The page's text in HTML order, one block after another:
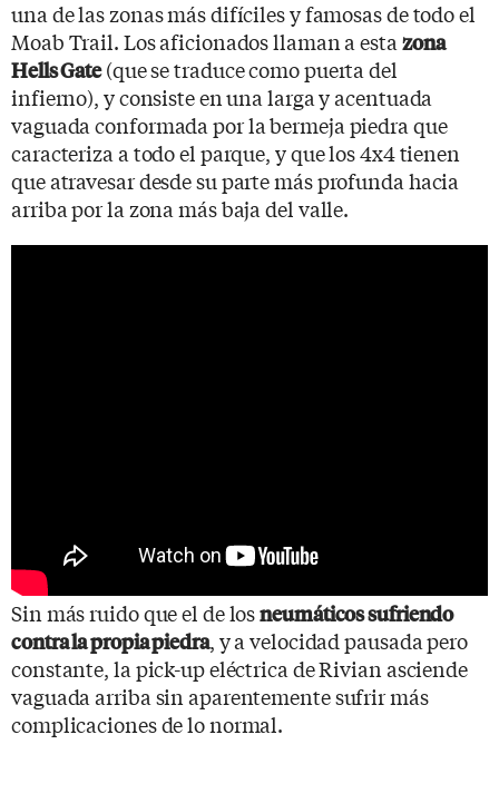
una de las zonas más difíciles y famosas de todo el
Moab Trail. Los aficionados llaman a esta zona
Hells Gate(que se traduce como puerta del
infierno), y consiste en una larga y acentuada
vaguada conformada por la bermeja piedra que
caracteriza a todo el parque, y que los 4x4 tienen
que atravesar desde su parte más profunda hacia
arriba por la zona más baja del valle.
Sin más ruido que el de losneumáticos sufriendo
contra la propia piedra, y a velocidad pausada pero
constante, la pick-up eléctrica de Rivian asciende
vaguada arriba sin aparentemente sufrir más
complicaciones de lo normal.